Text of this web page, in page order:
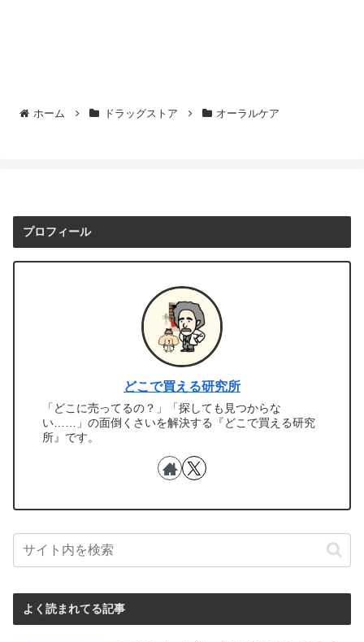
ホーム ドラッグストア オーラルケア
プロフィール
どこで買える研究所
「どこに売ってるの？」「探しても見つからな
い……」の面倒くさいを解決する『どこで買える研究
所』です。
よく読まれてる記事